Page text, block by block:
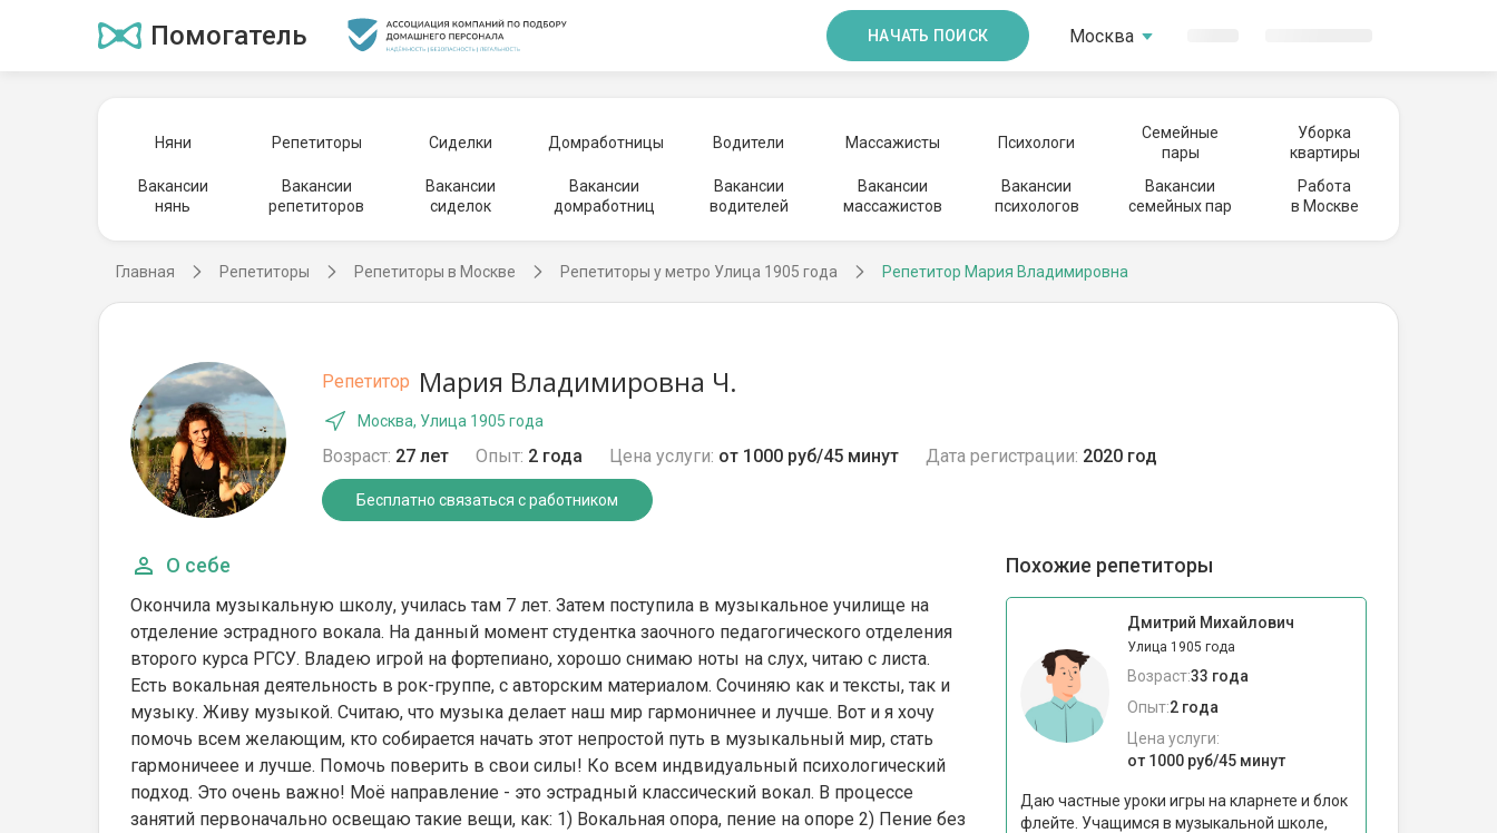
Помогатель НАЧАТЬ ПОИСК Москва
Няни Репетиторы Сиделки Домработницы Водители Массажисты Психологи
Семейные
пары
Уборка
квартиры
Вакансии
нянь
Вакансии
репетиторов
Вакансии
сиделок
Вакансии
домработниц
Вакансии
водителей
Вакансии
массажистов
Вакансии
психологов
Вакансии
семейных пар
Работа
в Москве
Главная Репетиторы Репетиторы в Москве Репетиторы у метро Улица 1905 года Репетитор Мария Владимировна
Репетитор Мария Владимировна Ч.
Москва, Улица 1905 года
Возраст: 27 лет Опыт: 2 года Цена услуги: от 1000 руб/45 минут Дата регистрации: 2020 год
Бесплатно связаться с работником
О себе
Окончила музыкальную школу, училась там 7 лет. Затем поступила в музыкальное училище на
отделение эстрадного вокала. На данный момент студентка заочного педагогического отделения
второго курса РГСУ. Владею игрой на фортепиано, хорошо снимаю ноты на слух, читаю с листа.
Есть вокальная деятельность в рок-группе, с авторским материалом. Сочиняю как и тексты, так и
музыку. Живу музыкой. Считаю, что музыка делает наш мир гармоничнее и лучше. Вот и я хочу
помочь всем желающим, кто собирается начать этот непростой путь в музыкальный мир, стать
гармоничеее и лучше. Помочь поверить в свои силы! Ко всем индвидуальный психологический
подход. Это очень важно! Моё направление - это эстрадный классический вокал. В процессе
занятий первоначально освещаю такие вещи, как: 1) Вокальная опора, пение на опоре 2) Пение без
Похожие репетиторы
Дмитрий Михайлович
Улица 1905 года
Возраст:33 года
Опыт:2 года
Цена услуги:
от 1000 руб/45 минут
Даю частные уроки игры на кларнете и блок
флейте. Учащимся в музыкальной школе,